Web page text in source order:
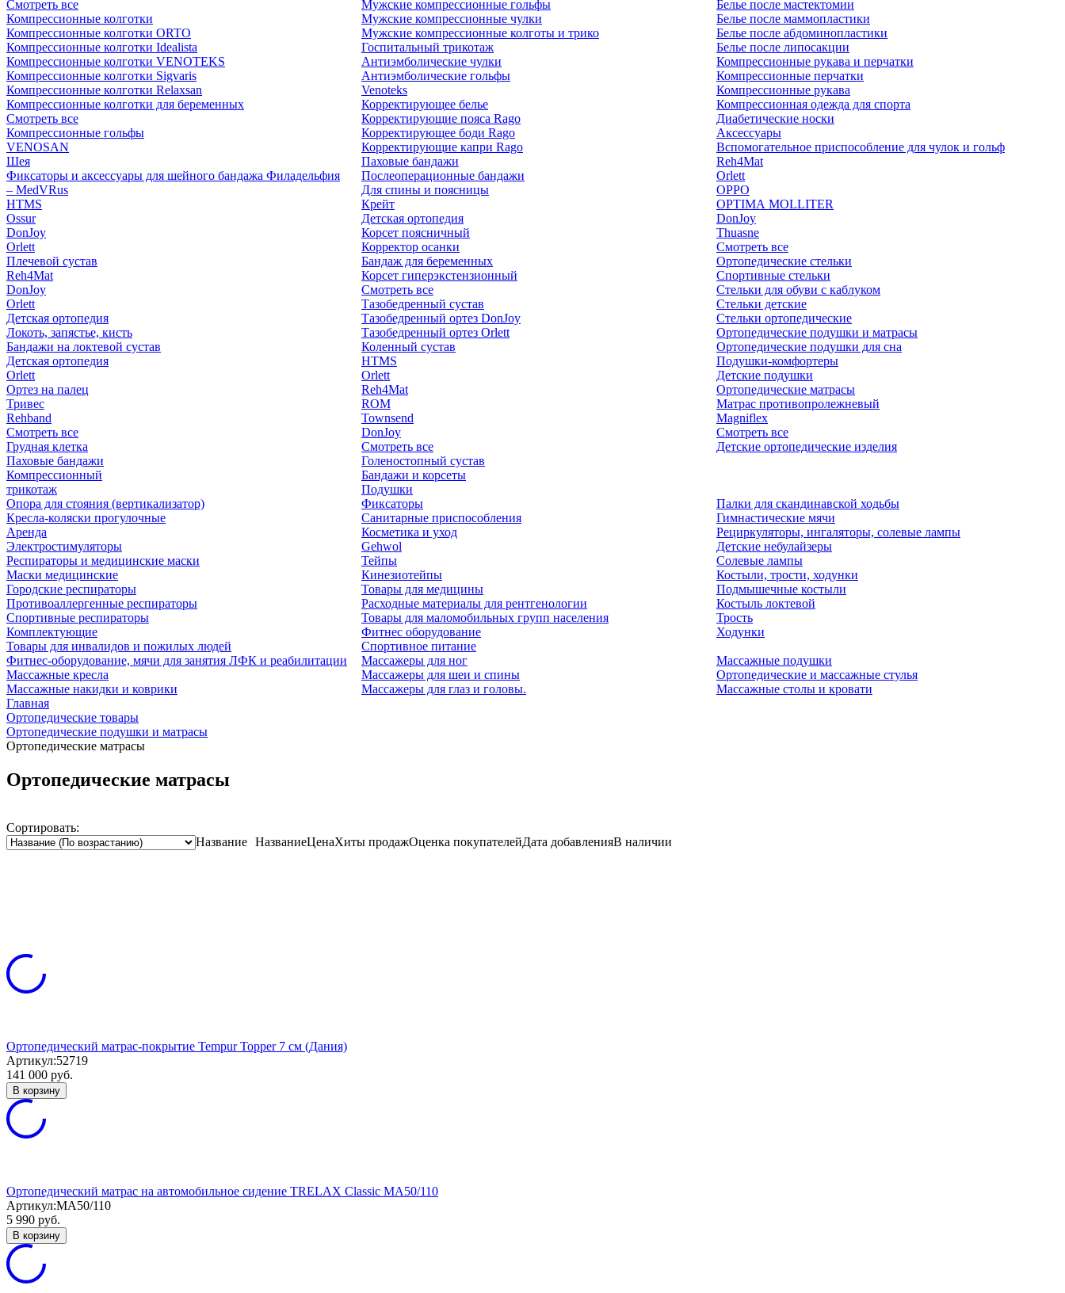
Смотреть все
Компрессионные колготки
Компрессионные колготки ORTO
Компрессионные колготки Idealista
Компрессионные колготки VENOTEKS
Компрессионные колготки Sigvaris
Компрессионные колготки Relaxsan
Компрессионные колготки для беременных
Смотреть все
Компрессионные гольфы
VENOSAN
Мужские компрессионные гольфы
Мужские компрессионные чулки
Мужские компрессионные колготы и трико
Госпитальный трикотаж
Антиэмболические чулки
Антиэмболические гольфы
Venoteks
Корректирующее белье
Корректирующие пояса Rago
Корректирующее боди Rago
Корректирующие капри Rago
Белье после мастектомии
Белье после маммопластики
Белье после абдоминопластики
Белье после липосакции
Компрессионные рукава и перчатки
Компрессионные перчатки
Компрессионные рукава
Компрессионная одежда для спорта
Диабетические носки
Аксессуары
Вспомогательное приспособление для чулок и гольф
Шея
Фиксаторы и аксессуары для шейного бандажа Филадельфия
– MedVRus
HTMS
Ossur
DonJoy
Orlett
Плечевой сустав
Reh4Mat
DonJoy
Orlett
Детская ортопедия
Локоть, запястье, кисть
Бандажи на локтевой сустав
Детская ортопедия
Orlett
Ортез на палец
Тривес
Rehband
Смотреть все
Грудная клетка
Паховые бандажи
Паховые бандажи
Послеоперационные бандажи
Для спины и поясницы
Крейт
Детская ортопедия
Корсет поясничный
Корректор осанки
Бандаж для беременных
Корсет гиперэкстензионный
Смотреть все
Тазобедренный сустав
Тазобедренный ортез DonJoy
Тазобедренный ортез Orlett
Коленный сустав
HTMS
Orlett
Reh4Mat
ROM
Townsend
DonJoy
Смотреть все
Голеностопный сустав
Reh4Mat
Orlett
OPPO
OPTIMA MOLLITER
DonJoy
Thuasne
Смотреть все
Ортопедические стельки
Спортивные стельки
Стельки для обуви с каблуком
Стельки детские
Стельки ортопедические
Ортопедические подушки и матрасы
Ортопедические подушки для сна
Подушки-комфортеры
Детские подушки
Ортопедические матрасы
Матрас противопролежневый
Magniflex
Смотреть все
Детские ортопедические изделия
Компрессионный
трикотаж
Бандажи и корсеты
Подушки
Опора для стояния (вертикализатор)
Кресла-коляски прогулочные
Аренда
Электростимуляторы
Респираторы и медицинские маски
Маски медицинские
Городские респираторы
Противоаллергенные респираторы
Спортивные респираторы
Комплектующие
Товары для инвалидов и пожилых людей
Фиксаторы
Санитарные приспособления
Косметика и уход
Gehwol
Тейпы
Кинезиотейпы
Товары для медицины
Расходные материалы для рентгенологии
Товары для маломобильных групп населения
Фитнес оборудование
Спортивное питание
Палки для скандинавской ходьбы
Гимнастические мячи
Рециркуляторы, ингаляторы, солевые лампы
Детские небулайзеры
Солевые лампы
Костыли, трости, ходунки
Подмышечные костыли
Костыль локтевой
Трость
Ходунки
Фитнес-оборудование, мячи для занятия ЛФК и реабилитации
Массажные кресла
Массажные накидки и коврики
Массажеры для ног
Массажеры для шеи и спины
Массажеры для глаз и головы.
Массажные подушки
Ортопедические и массажные стулья
Массажные столы и кровати
Главная
Ортопедические товары
Ортопедические подушки и матрасы
Ортопедические матрасы
Ортопедические матрасы
Сортировать:
Название НазваниеЦенаХиты продажОценка покупателейДата добавленияВ наличии
Ортопедический матрас-покрытие Tempur Topper 7 см (Дания)
Артикул:52719
141 000 руб.
В корзину
Ортопедический матрас на автомобильное сидение TRELAX Classic МА50/110
Артикул:МА50/110
5 990 руб.
В корзину